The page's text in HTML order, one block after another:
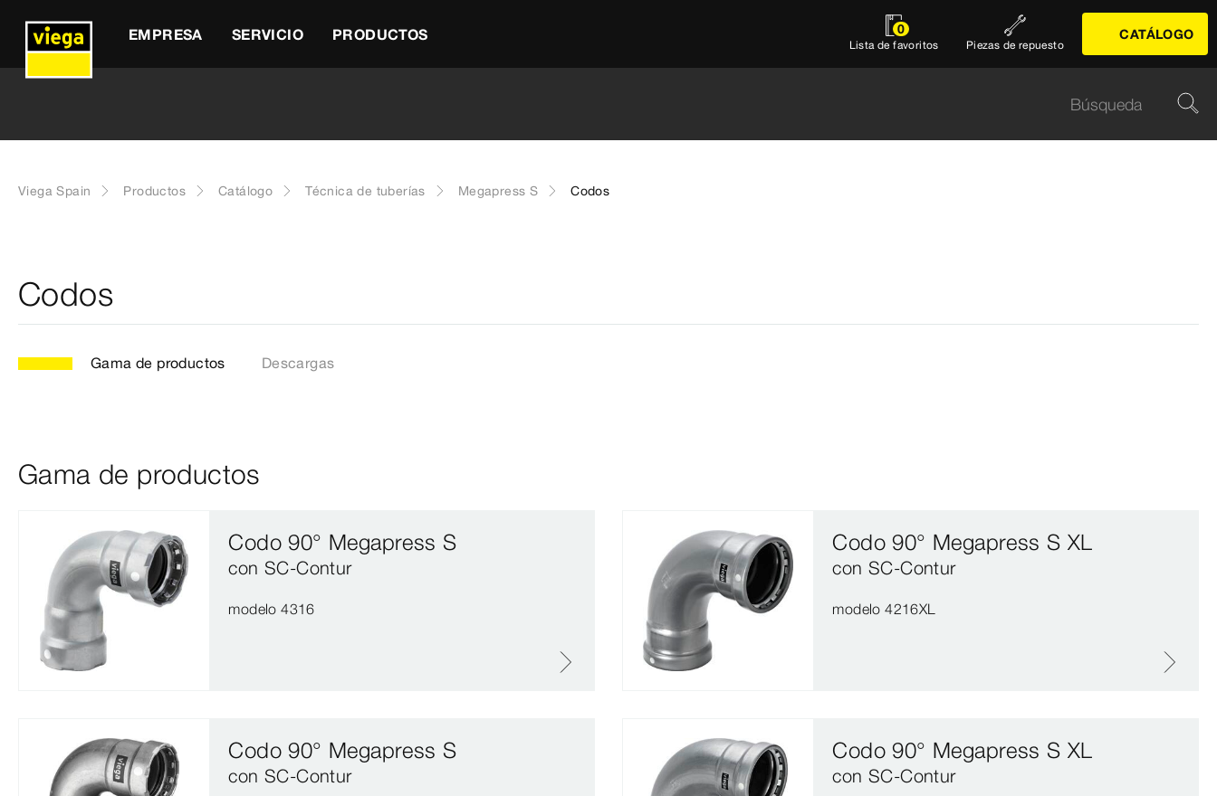
EMPRESA SERVICIO PRODUCTOS 0
Lista de favoritos Piezas de repuesto
CATÁLOGO
Viega Spain Productos Catálogo Técnica de tuberías Megapress S Codos
Codos
Gama de productos Descargas
Gama de productos
Codo 90° Megapress S
con SC‑Contur
modelo 4316
Codo 90° Megapress S XL
con SC‑Contur
modelo 4216XL
Codo 90° Megapress S
con SC‑Contur
Codo 90° Megapress S XL
con SC‑Contur